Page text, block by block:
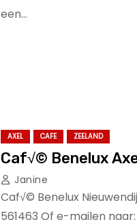
een…
AXEL CAFE ZEELAND
Caf√© Benelux
Janine
Caf√© Benelux
561463 Of e-mailen